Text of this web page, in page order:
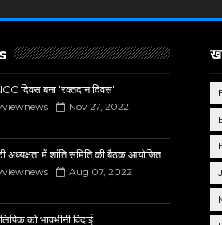
दिवस बना 'रक्तदान दिवस'
Nov 27, 2022
अध्यक्षता में शांति समिति की बैठक आयोजित
Aug 07, 2022
को भावभीनी विदाई